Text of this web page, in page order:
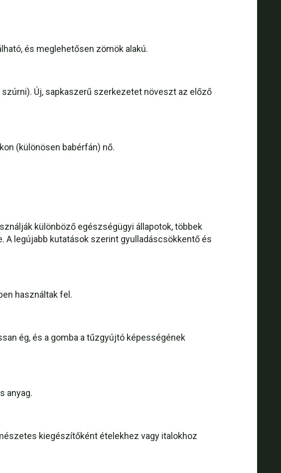
és meglehetősen zömök alakú.
Új, sapkaszerű szerkezetet növeszt az előző
(különösen babérfán) nő.
különböző egészségügyi állapotok, többek
legújabb kutatások szerint gyulladáscsökkentő és
használtak fel.
ég, és a gomba a tűzgyújtó képességének
anyag.
kiegészítőként ételekhez vagy italokhoz